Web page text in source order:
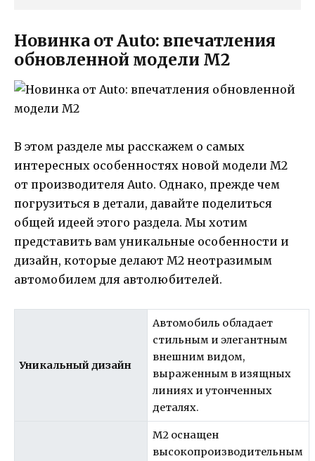
Новинка от Auto: впечатления
обновленной модели M2
В этом разделе мы расскажем о самых
интересных особенностях новой модели M2
от производителя Auto. Однако, прежде чем
погрузиться в детали, давайте поделиться
общей идеей этого раздела. Мы хотим
представить вам уникальные особенности и
дизайн, которые делают M2 неотразимым
автомобилем для автолюбителей.
Уникальный дизайн
Автомобиль обладает
стильным и элегантным
внешним видом,
выраженным в изящных
линиях и утонченных
деталях.
M2 оснащен
высокопроизводительным